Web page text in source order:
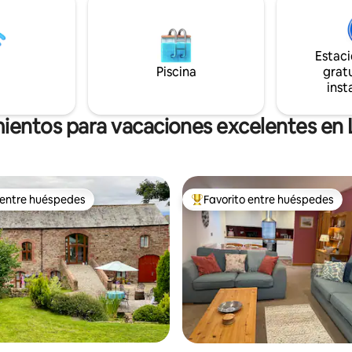
Una caldera de
la casa de campo con
de la granja. Incluye
toallas, calefacción y
base para explorar la zona o
en ruta hacia y desde el norte. Se
admiten perros con jardín
paseos desde la puerta. Colindante con
The Smithy para alojar hasta 9
Piscina
para vacaciones excelentes en
huéspedes
huéspedes Favorito entre huéspedes
Favorito entre huéspedes